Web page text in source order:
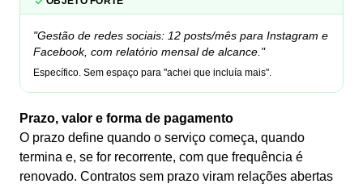
"Gestão de redes sociais: 12 posts/mês para Instagram e
Facebook, com relatório mensal de alcance."
Específico. Sem espaço para "achei que incluía mais".
Prazo, valor e forma de pagamento
O prazo define quando o serviço começa, quando
termina e, se for recorrente, com que frequência é
renovado. Contratos sem prazo viram relações abertas